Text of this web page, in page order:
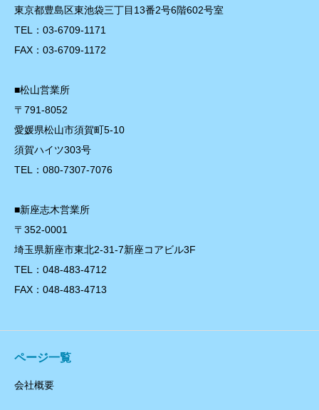
東京都豊島区東池袋三丁目13番2号6階602号室
TEL：03-6709-1171
FAX：03-6709-1172
■松山営業所
〒791-8052
愛媛県松山市須賀町5-10
須賀ハイツ303号
TEL：080-7307-7076
■新座志木営業所
〒352-0001
埼玉県新座市東北2-31-7新座コアビル3F
TEL：048-483-4712
FAX：048-483-4713
ページ一覧
会社概要